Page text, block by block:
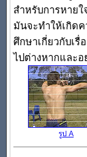
สำหรับการหายใ
มันจะทำให้เกิด
ศึกษาเกี่ยวกับเรื่
ไปต่างหากและ
รูป A